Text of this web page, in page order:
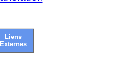
Liens
Externes